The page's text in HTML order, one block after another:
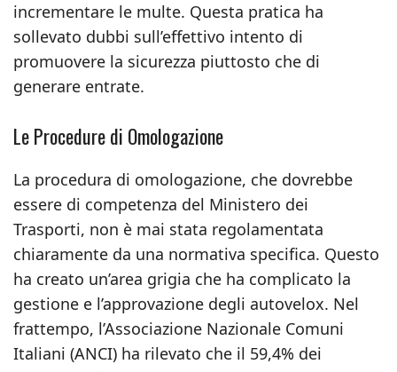
incrementare le multe. Questa pratica ha
sollevato dubbi sull’effettivo intento di
promuovere la sicurezza piuttosto che di
generare entrate.
Le Procedure di Omologazione
La procedura di omologazione, che dovrebbe
essere di competenza del Ministero dei
Trasporti, non è mai stata regolamentata
chiaramente da una normativa specifica. Questo
ha creato un’area grigia che ha complicato la
gestione e l’approvazione degli autovelox. Nel
frattempo, l’Associazione Nazionale Comuni
Italiani (ANCI) ha rilevato che il 59,4% dei